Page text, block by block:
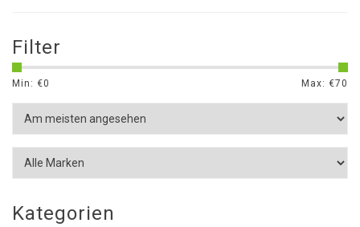
Filter
Min: €0 Max: €70
Kategorien